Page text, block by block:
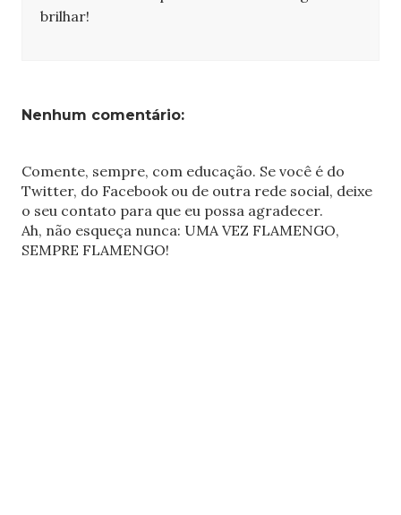
brilhar!
Nenhum comentário:
Comente, sempre, com educação. Se você é do
Twitter, do Facebook ou de outra rede social, deixe
o seu contato para que eu possa agradecer.
Ah, não esqueça nunca: UMA VEZ FLAMENGO,
SEMPRE FLAMENGO!